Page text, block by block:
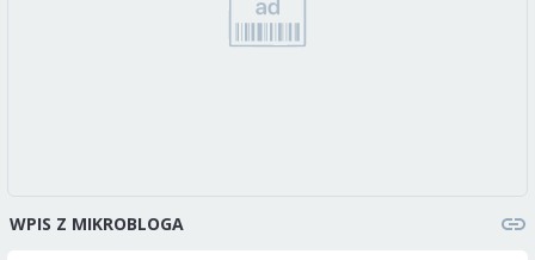
WPIS Z MIKROBLOGA